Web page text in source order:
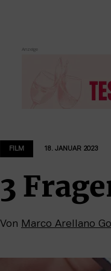
FILM 18. JANUAR 2023
3
Von Marco Arellano